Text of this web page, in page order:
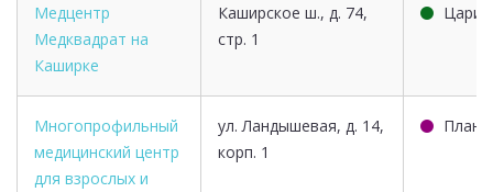
Медцентр
Медквадрат на
Каширке
Каширское ш., д. 74,
стр. 1
Многопрофильный
медицинский центр
для взрослых и
ул. Ландышевая, д. 14,
корп. 1